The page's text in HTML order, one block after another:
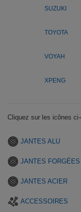
SUZUKI
TOYOTA
VOYAH
XPENG
Cliquez sur les icônes
JANTES ALU
JANTES FORGÉES
JANTES ACIER
ACCESSOIRES